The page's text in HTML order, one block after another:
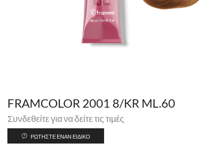
FRAMCOLOR 2001 8/KR ML.60
Συνδεθείτε για να δείτε τις τιμές
ΡΩΤΉΣΤΕ ΈΝΑΝ ΕΙΔΙΚΌ